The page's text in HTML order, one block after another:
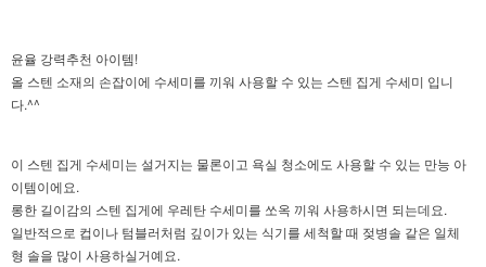
윤율 강력추천 아이템!
올 스텐 소재의 손잡이에 수세미를 끼워 사용할 수 있는 스텐 집게 수세미 입니
다.^^
이 스텐 집게 수세미는 설거지는 물론이고 욕실 청소에도 사용할 수 있는 만능 아
이템이에요.
롱한 길이감의 스텐 집게에 우레탄 수세미를 쏘옥 끼워 사용하시면 되는데요.
일반적으로 컵이나 텀블러처럼 깊이가 있는 식기를 세척할 때 젖병솔 같은 일체
형 솔을 많이 사용하실거예요.